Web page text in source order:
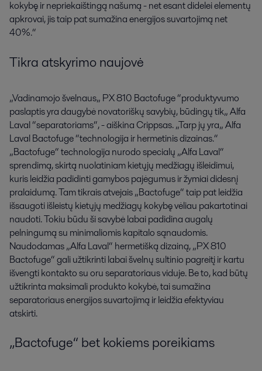
kokybę ir nepriekaištingą našumą - net esant didelei elementų
apkrovai, jis taip pat sumažina energijos suvartojimą net
40%.“
Tikra atskyrimo naujovė
„Vadinamojo švelnaus„ PX 810 Bactofuge “produktyvumo
paslaptis yra daugybė novatoriškų savybių, būdingų tik„ Alfa
Laval “separatoriams“, - aiškina Crippsas. „Tarp jų yra„ Alfa
Laval Bactofuge “technologija ir hermetinis dizainas.“
„Bactofuge“ technologija nurodo specialų „Alfa Laval“
sprendimą, skirtą nuolatiniam kietųjų medžiagų išleidimui,
kuris leidžia padidinti gamybos pajėgumus ir žymiai didesnį
pralaidumą. Tam tikrais atvejais „Bactofuge“ taip pat leidžia
išsaugoti išleistų kietųjų medžiagų kokybę vėliau pakartotinai
naudoti. Tokiu būdu ši savybė labai padidina augalų
pelningumą su minimaliomis kapitalo sąnaudomis.
Naudodamas „Alfa Laval“ hermetišką dizainą, „PX 810
Bactofuge“ gali užtikrinti labai švelnų sultinio pagreitį ir kartu
išvengti kontakto su oru separatoriaus viduje. Be to, kad būtų
užtikrinta maksimali produkto kokybė, tai sumažina
separatoriaus energijos suvartojimą ir leidžia efektyviau
atskirti.
„Bactofuge“ bet kokiems poreikiams